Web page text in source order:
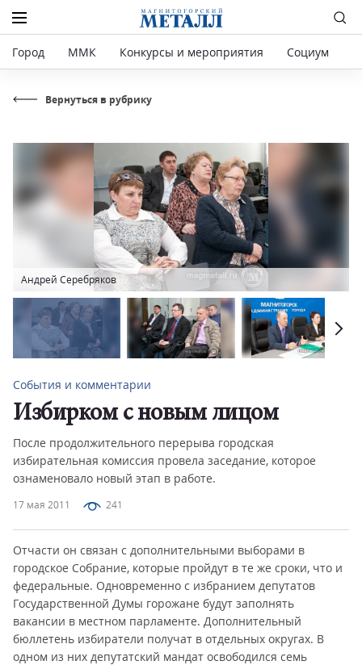
Город ММК Конкурсы и мероприятия Социум
Вернуться в рубрику
17 мая 2011 241
События и комментарии
Избирком с новым лицом
После продолжительного перерыва городская
избирательная комиссия провела заседание, которое
ознаменовало новый этап в работе.
Андрей Серебряков
Отчасти он связан с дополнительными выборами в
городское Собрание, которые пройдут в те же сроки, что и
федеральные. Одновременно с избранием депутатов
Государственной Думы горожане будут заполнять
вакансии в местном парламенте. Дополнительный
бюллетень избиратели получат в отдельных округах. В
одном из них депутатский мандат освободился семь